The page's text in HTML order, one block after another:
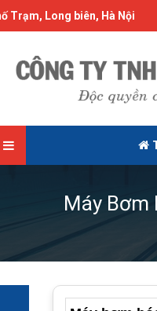
Trạm, Long biên, Hà Nội
Máy Bơm